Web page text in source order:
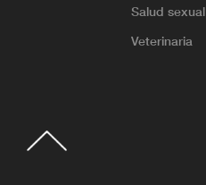
Salud sexual
Veterinaria